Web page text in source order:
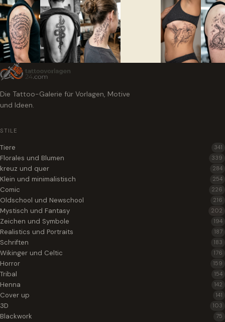
Die Tattoo-Galerie für Vorlagen, Motive
und Ideen.
STILE
Tiere 341
Florales und Blumen 339
kreuz und quer 284
Klein und minimalistisch 254
Comic 226
Oldschool und Newschool 216
Mystisch und Fantasy 202
Zeichen und Symbole 194
Realistics und Portraits 187
Schriften 183
Wikinger und Celtic 176
Horror 159
Tribal 154
Henna 142
Cover up 141
3D 103
Blackwork 75